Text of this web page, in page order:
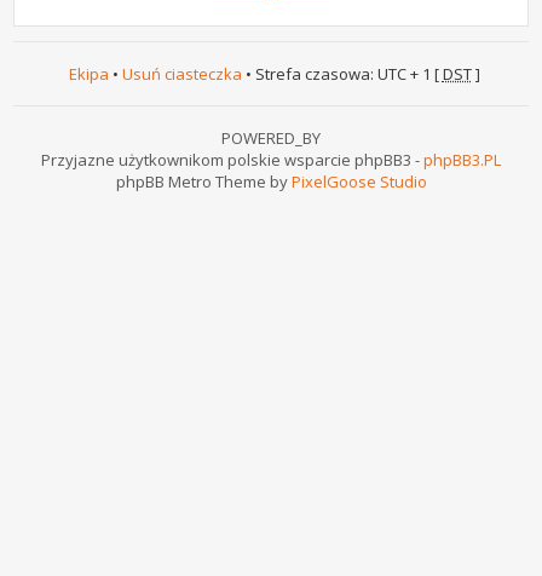
Ekipa • Usuń ciasteczka • Strefa czasowa: UTC + 1 [DST]
POWERED_BY
Przyjazne użytkownikom polskie wsparcie phpBB3 -phpBB3.PL
phpBB Metro Theme byPixelGoose Studio